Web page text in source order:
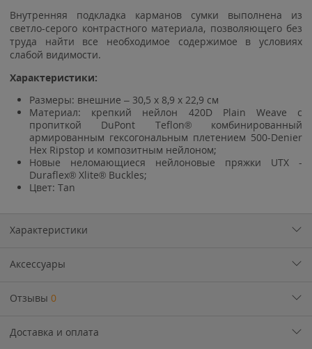
Внутренняя подкладка карманов сумки выполнена из
светло-серого контрастного материала, позволяющего без
труда найти все необходимое содержимое в условиях
слабой видимости.
Характеристики:
Размеры: внешние – 30,5 x 8,9 x 22,9 см
Материал: крепкий нейлон 420D Plain Weave с
пропиткой DuPont Teflon® комбинированный
армированным гексогональным плетением 500-Denier
Hex Ripstop и композитным нейлоном;
Новые неломающиеся нейлоновые пряжки UTX -
Duraflex® Xlite® Buckles;
Цвет: Tan
Характеристики
Аксессуары
Отзывы 0
Доставка и оплата